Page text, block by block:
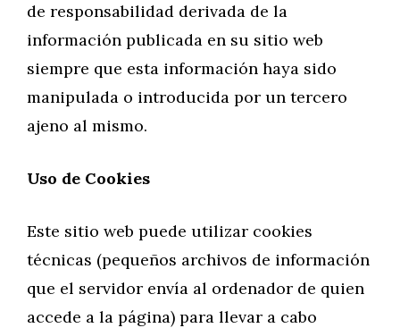
de responsabilidad derivada de la
información publicada en su sitio web
siempre que esta información haya sido
manipulada o introducida por un tercero
ajeno al mismo.
Uso de Cookies
Este sitio web puede utilizar cookies
técnicas (pequeños archivos de información
que el servidor envía al ordenador de quien
accede a la página) para llevar a cabo